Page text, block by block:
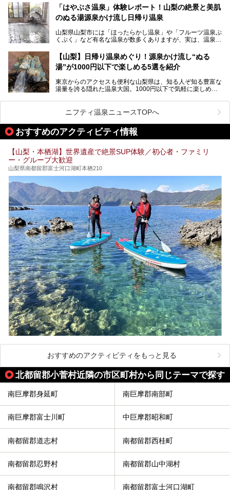
では循環濾過の沸かし湯が一般的ですが、ここは本物の極上
温泉。まさに価格破壊と言えるクオリティです。
室や無料朝食などをご紹介。温泉通が口を揃えて絶賛する神
コスパ宿の全貌を徹底解説します！
なかなか体験できない、湯治体験が日帰りでできる温浴施設
が山梨にあります。
ぴあ」の魅力をご紹介します。
提供元：株式会社湯ーとぴあ【PR】
この記事は株式会社湯ーとぴあのPRレポート記事です。
「はやぶさ温泉」体験レポート！山梨の絶景と美肌
のぬる湯源泉かけ流し日帰り温泉
山梨県山梨市には「ほったらかし温泉」や「フルーツ温泉ぷ
くぷく」など有名な温泉が数多くありますが、実は、温泉マ
です。今回紹介する「はやぶさ温泉」も、そのひとつ。温泉
はもちろん、絶景や地元食材を活かしたグルメも堪能できま
す。
します。
【山梨】日帰り温泉めぐり！源泉かけ流し“ぬる
湯”が1000円以下で楽しめる5選を紹介
東京からのアクセスも便利な山梨県は、知る人ぞ知る豊富な
湯量を誇る隠れた温泉大国。1000円以下で気軽に楽しめ
も、これからの季節に嬉しい、じんわりと体の芯まで温ま
る“ぬる湯”が豊富なのも魅力。今回は、湯質も抜群で心ゆく
までリラックスできる山梨のお得な日帰り温泉を、実際体験
した感想と共に紹介します。
※ぬる湯とは35℃～39℃程度の体温に近いぬるめ温泉のこ
ニフティ温泉ニュースTOPへ
おすすめのアクティビティ情報
【山梨・本栖湖】世界遺産で絶景SUP体験／初心者・ファミリ
ー・グループ大歓迎
山梨県南都留郡富士河口湖町本栖210
おすすめのアクティビティをもっと見る
北都留郡小菅村近隣の市区町村から同じテーマで探す
南巨摩郡身延町 南巨摩郡南部町
南巨摩郡富士川町 中巨摩郡昭和町
南都留郡道志村 南都留郡西桂町
南都留郡忍野村 南都留郡山中湖村
南都留郡鳴沢村 南都留郡富士河口湖町